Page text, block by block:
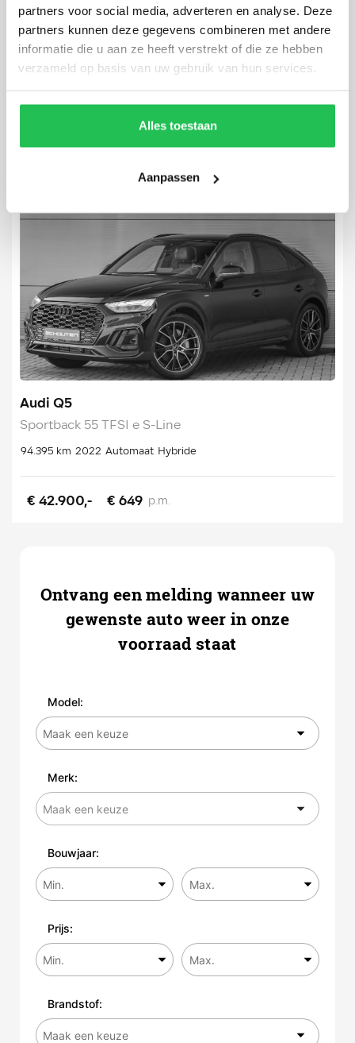
partners voor social media, adverteren en analyse. Deze
partners kunnen deze gegevens combineren met andere
informatie die u aan ze heeft verstrekt of die ze hebben
verzameld op basis van uw gebruik van hun services.
Alles toestaan
Aanpassen
Audi Q4 Sportback e-tron
50 Quattro S-Line 77 kWh
Audi Q5
Sportback 55 TFSI e S-Line
94.395 km 2022 Automaat Hybride
€ 42.900,- € 649 p.m.
Ontvang een melding wanneer uw
gewenste auto weer in onze
voorraad staat
Model:
Merk:
Bouwjaar:
Prijs:
Brandstof: